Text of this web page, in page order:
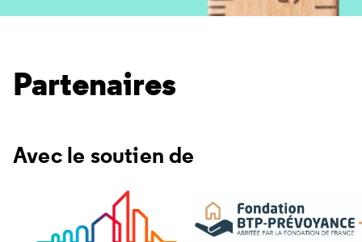
Partenaires
Avec le soutien de